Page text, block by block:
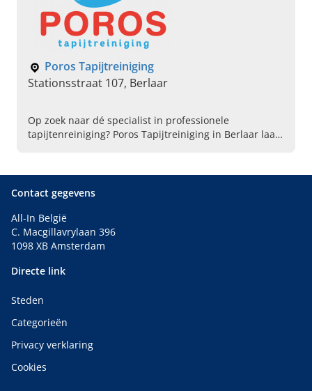
Poros Tapijtreiniging
Stationsstraat 107, Berlaar
Op zoek naar dé specialist in professionele
tapijtenreiniging? Poros Tapijtreiniging in Berlaar laat
Contact gegevens
All-In België
C. Macgillavrylaan 396
1098 XB Amsterdam
Directe link
Steden
Categorieën
Privacy verklaring
Cookies